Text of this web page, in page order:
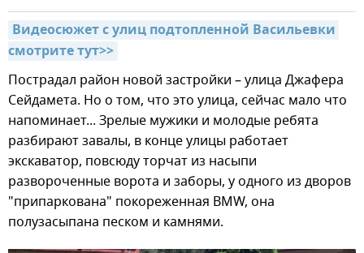
Видеосюжет с улиц подтопленной Васильевки
смотрите тут>>
Пострадал район новой застройки – улица Джафера
Сейдамета. Но о том, что это улица, сейчас мало что
напоминает... Зрелые мужики и молодые ребята
разбирают завалы, в конце улицы работает
экскаватор, повсюду торчат из насыпи
развороченные ворота и заборы, у одного из дворов
"припаркована" покореженная BMW, она
полузасыпана песком и камнями.